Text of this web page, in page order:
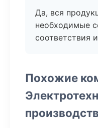
Да, вся
необходимые
соответствия
Похожие